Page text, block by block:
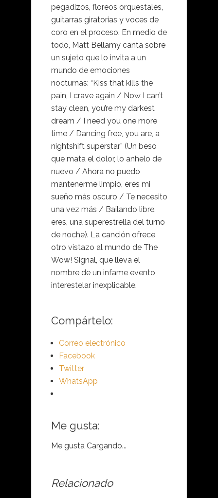
pegadizos, floreos orquestales,
guitarras giratorias y voces de
coro en el proceso. En medio de
todo, Matt Bellamy canta sobre
un sujeto que lo invita a un
mundo de emociones
nocturnas: “Kiss that kills the
pain, I crave again / Now I can’t
stay clean, you’re my darkest
dream / I need you one more
time / Dancing free, you are, a
nightshift superstar” (Un beso
que mata el dolor, lo anhelo de
nuevo / Ahora no puedo
mantenerme limpio, eres mi
sueño más oscuro / Te necesito
una vez más / Bailando libre,
eres, una superestrella del turno
de noche). La canción ofrece
otro vistazo al mundo de The
Wow! Signal, que lleva el
nombre de un infame evento
interestelar inexplicable.
Compártelo:
Correo electrónico
Facebook
Twitter
WhatsApp
Me gusta:
Me gusta Cargando...
Relacionado